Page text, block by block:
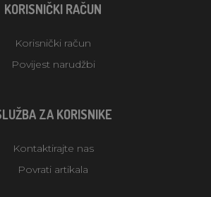
KORISNIČKI RAČUN
Korisnički račun
Povijest narudžbi
ZA KORISNIKE
Kontaktirajte nas
Povrati artikala